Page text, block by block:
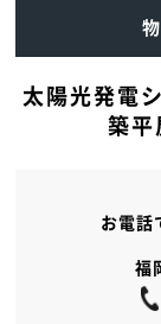
太陽光発電
築
お電話
福